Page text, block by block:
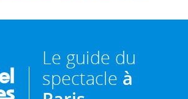
Le guide du
spectacle à